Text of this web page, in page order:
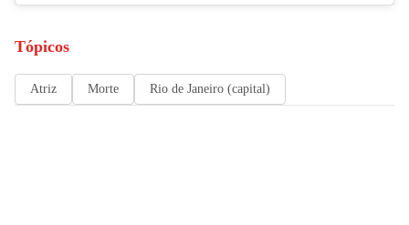
Tópicos
Atriz Morte Rio de Janeiro (capital)